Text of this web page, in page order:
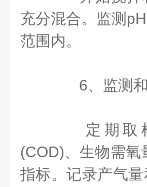
充分混合。监测
范围内。
6、监测和
定期取样
(COD)、生物需氧
指标。记录产气